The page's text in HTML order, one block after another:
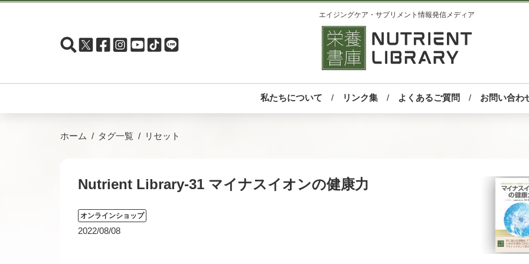
エイジングケア・サプリメント情報発信メディア
私たちについて リンク集 よくあるご質問 お問い合わ
ホーム タグ一覧 リセット
Nutrient Library-31 マイナスイオンの健康力
オンラインショップ
2022/08/08